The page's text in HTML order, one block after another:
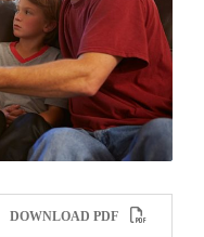
DOWNLOAD PDF